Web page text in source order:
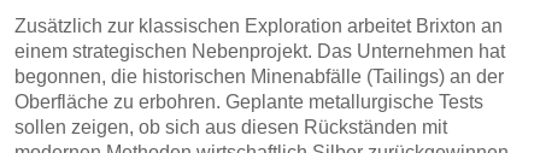
Zusätzlich zur klassischen Exploration arbeitet Brixton an
einem strategischen Nebenprojekt. Das Unternehmen hat
begonnen, die historischen Minenabfälle (Tailings) an der
Oberfläche zu erbohren. Geplante metallurgische Tests
sollen zeigen, ob sich aus diesen Rückständen mit